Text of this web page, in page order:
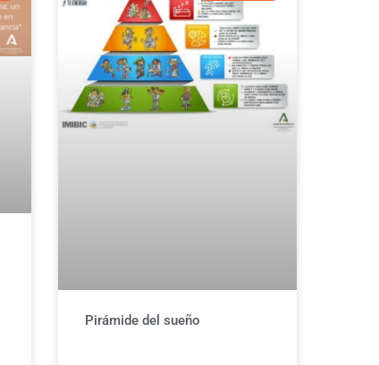
Pirámide del sueño